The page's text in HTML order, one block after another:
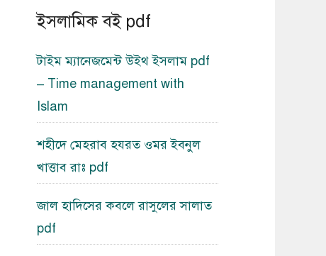
ইসলামিক বই pdf
টাইম ম্যানেজমেন্ট উইথ ইসলাম pdf
– Time management with
Islam
শহীদে মেহরাব হযরত ওমর ইবনুল
খাত্তাব রাঃ pdf
জাল হাদিসের কবলে রাসুলের সালাত
pdf